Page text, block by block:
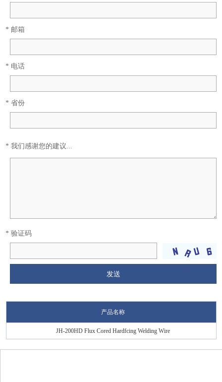
* 邮箱
* 电话
* 省份
* 我们感谢您的建议...
* 验证码
产品名称
JH-200HD Flux Cored Hardfcing Welding Wire